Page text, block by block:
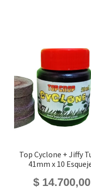
Top Cyclone + Jiffy
41mm x 10
$ 14.700,00